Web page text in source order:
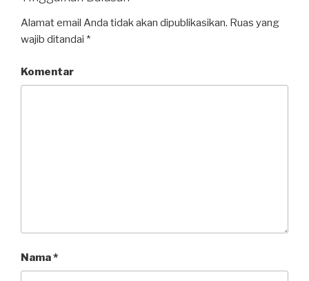
Alamat email Anda tidak akan dipublikasikan. Ruas yang
wajib ditandai *
Komentar
Nama*